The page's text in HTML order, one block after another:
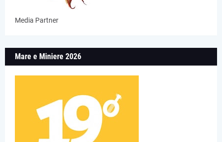
Media Partner
Mare e Miniere 2026